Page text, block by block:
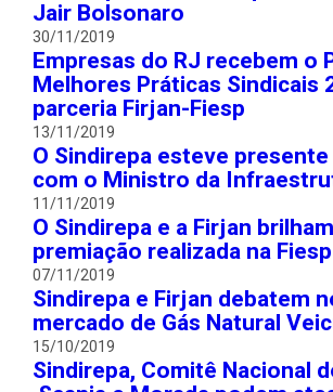
Jair Bolsonaro
30/11/2019
Empresas do RJ recebem o
Melhores Práticas Sindicais
parceria Firjan-Fiesp
13/11/2019
O Sindirepa esteve
com o Ministro da
11/11/2019
O Sindirepa e a Firjan
premiação realizada na Fiesp
07/11/2019
Sindirepa e Firjan debatem
mercado de Gás Natural
15/10/2019
Sindirepa, Comitê Nacional